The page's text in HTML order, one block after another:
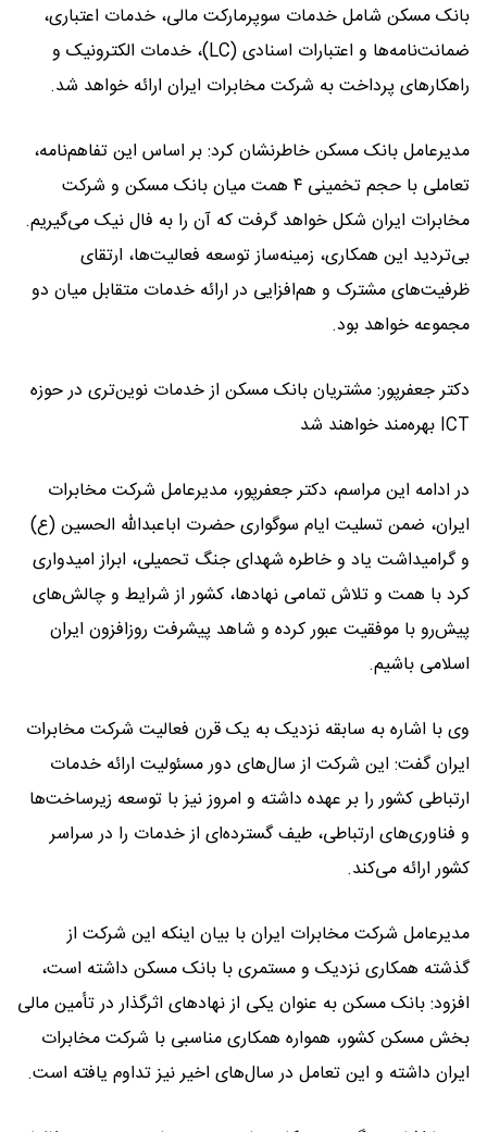
بانک مسکن شامل خدمات سوپرمارکت مالی، خدمات اعتباری،
ضمانت‌نامه‌ها و اعتبارات اسنادی (LC)، خدمات الکترونیک و
راهکارهای پرداخت به شرکت مخابرات ایران ارائه خواهد شد.
مدیرعامل بانک مسکن خاطرنشان کرد: بر اساس این تفاهم‌نامه،
تعاملی با حجم تخمینی ۴ همت میان بانک مسکن و شرکت
مخابرات ایران شکل خواهد گرفت که آن را به فال نیک می‌گیریم.
بی‌تردید این همکاری، زمینه‌ساز توسعه فعالیت‌ها، ارتقای
ظرفیت‌های مشترک و هم‌افزایی در ارائه خدمات متقابل میان دو
مجموعه خواهد بود.
دکتر جعفرپور: مشتریان بانک مسکن از خدمات نوین‌تری در حوزه
ICT بهره‌مند خواهند شد
در ادامه این مراسم، دکتر جعفرپور، مدیرعامل شرکت مخابرات
ایران، ضمن تسلیت ایام سوگواری حضرت اباعبدالله الحسین (ع)
و گرامیداشت یاد و خاطره شهدای جنگ تحمیلی، ابراز امیدواری
کرد با همت و تلاش تمامی نهادها، کشور از شرایط و چالش‌های
پیش‌رو با موفقیت عبور کرده و شاهد پیشرفت روزافزون ایران
اسلامی باشیم.
وی با اشاره به سابقه نزدیک به یک قرن فعالیت شرکت مخابرات
ایران گفت: این شرکت از سال‌های دور مسئولیت ارائه خدمات
ارتباطی کشور را بر عهده داشته و امروز نیز با توسعه زیرساخت‌ها
و فناوری‌های ارتباطی، طیف گسترده‌ای از خدمات را در سراسر
کشور ارائه می‌کند.
مدیرعامل شرکت مخابرات ایران با بیان اینکه این شرکت از
گذشته همکاری نزدیک و مستمری با بانک مسکن داشته است،
افزود: بانک مسکن به عنوان یکی از نهادهای اثرگذار در تأمین مالی
بخش مسکن کشور، همواره همکاری مناسبی با شرکت مخابرات
ایران داشته و این تعامل در سال‌های اخیر نیز تداوم یافته است.